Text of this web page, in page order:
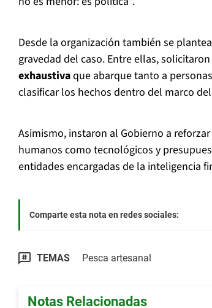
Desde la organización también se
gravedad del caso. Entre ellas,
exhaustivaque abarque tanto a
clasificar los hechos dentro del marco
Asimismo, instaron al Gobierno a
humanos como tecnológicos y
entidades encargadas de la inteligencia
Comparte esta nota en redes sociales:
TEMAS Pesca artesanal
Notas Relacionadas